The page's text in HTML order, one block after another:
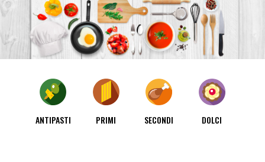
ANTIPASTI PRIMI SECONDI DOLCI